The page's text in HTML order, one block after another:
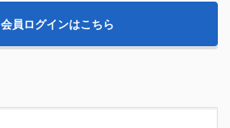
会員ログインはこちら